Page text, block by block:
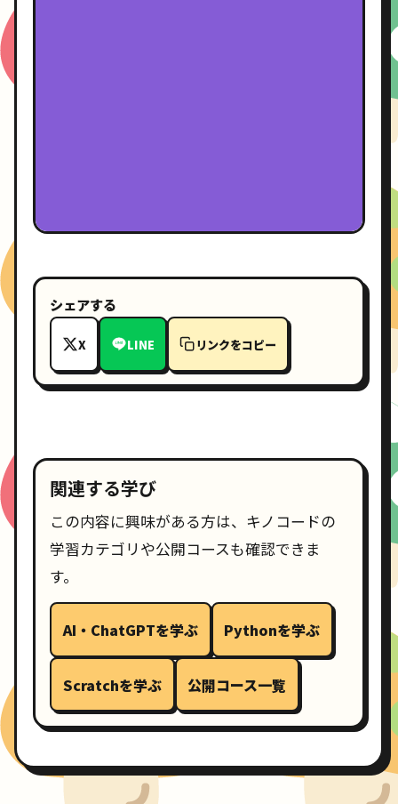
シェアする
X LINE リンクをコピー
関連する学び
この内容に興味がある方は、キノコードの
学習カテゴリや公開コースも確認できま
す。
AI・ChatGPTを学ぶ Pythonを学ぶ
Scratchを学ぶ 公開コース一覧